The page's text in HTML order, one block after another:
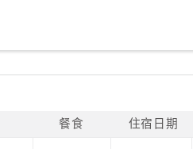
餐食 住宿日期